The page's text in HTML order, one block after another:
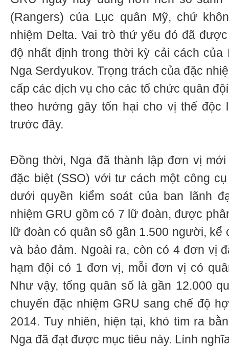
(Rangers) của Lục quân Mỹ, chứ
nhiệm Delta. Vai trò thứ yếu đó đã
độ nhất định trong thời kỳ cải cách của
Nga Serdyukov. Trọng trách của đặc
cấp các dịch vụ cho các tổ chức quân
theo hướng gây tổn hại cho vị thế độc
trước đây.
Đồng thời, Nga đã thành lập đơn vị
đặc biệt (SSO) với tư cách một công
dưới quyền kiểm soát của ban lãnh
nhiệm GRU gồm có 7 lữ đoàn, được
lữ đoàn có quân số gần 1.500 người, kể
và bảo đảm. Ngoài ra, còn có 4 đơn vị
hạm đội có 1 đơn vị, mỗi đơn vị có
Như vậy, tổng quân số là gần 12.000
chuyển đặc nhiệm GRU sang chế độ
2014. Tuy nhiên, hiện tại, khó tìm ra
Nga đã đạt được mục tiêu này. Lính